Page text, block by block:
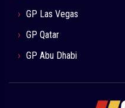
GP Las Vegas
GP Qatar
GP Abu Dhabi